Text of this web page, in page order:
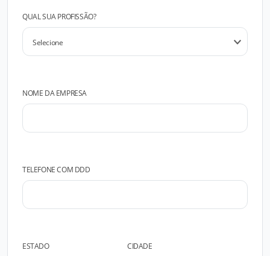
QUAL SUA PROFISSÃO?
NOME DA EMPRESA
TELEFONE COM DDD
ESTADO CIDADE